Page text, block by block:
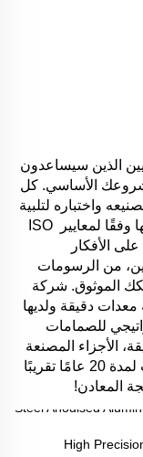
أو تجاوز متطلبات الأداء، ومنتجاتنا يتم إنتاجها وفقًا لمعايير ISO
المعادن!